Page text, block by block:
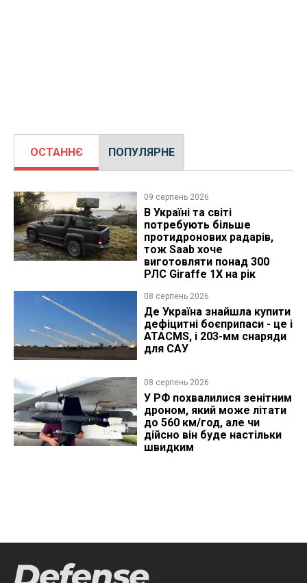
ОСТАННЄ ПОПУЛЯРНЕ
09 серпень 2026
В Україні та світі
потребують більше
протидронових радарів,
тож Saab хоче
виготовляти понад 300
РЛС Giraffe 1X на рік
08 серпень 2026
Де Україна знайшла купити
дефіцитні боєприпаси - це і
ATACMS, і 203-мм снаряди
для САУ
08 серпень 2026
У РФ похвалилися зенітним
дроном, який може літати
до 560 км/год, але чи
дійсно він буде настільки
швидким